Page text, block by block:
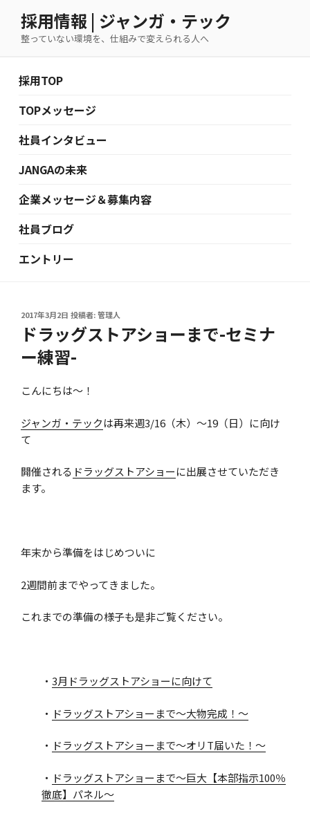
採用情報 | ジャンガ・テック
整っていない環境を、仕組みで変えられる人へ
採用TOP
TOPメッセージ
社員インタビュー
JANGAの未来
企業メッセージ＆募集内容
社員ブログ
エントリー
投
稿
日:
2017年3月2日 投稿者:管理人
ドラッグストアショーまで-セミナ
ー練習-
こんにちは～！
ジャンガ・テックは再来週3/16（木）～19（日）に向け
て
開催される ドラッグストアショーに出展させていただき
ます。
年末から準備をはじめついに
2週間前までやってきました。
これまでの準備の様子も是非ご覧ください。
・ 3月ドラッグストアショーに向けて
・ ドラッグストアショーまで～大物完成！～
・ ドラッグストアショーまで～オリT届いた！～
・ ドラッグストアショーまで～巨大【本部指示100％
徹底】パネル～